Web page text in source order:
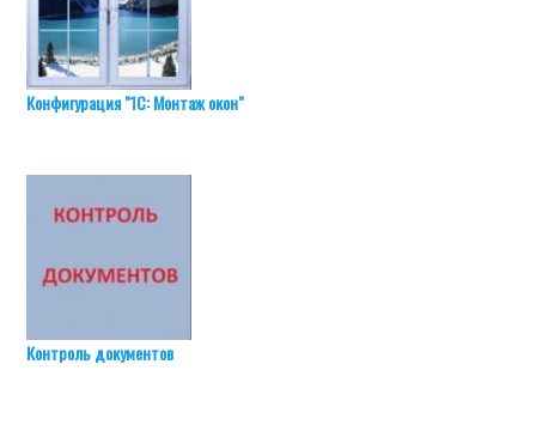
Конфигурация "1С: Монтаж окон"
Контроль документов